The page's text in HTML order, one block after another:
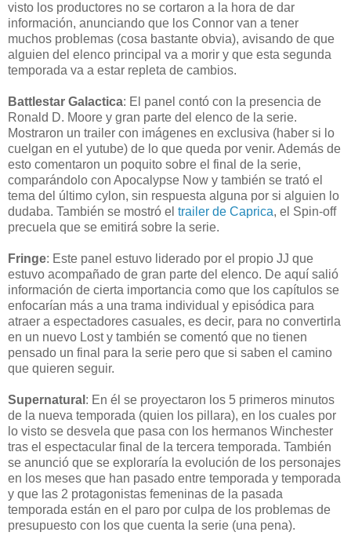
visto los productores no se cortaron a la hora de dar
información, anunciando que los Connor van a tener
muchos problemas (cosa bastante obvia), avisando de que
alguien del elenco principal va a morir y que esta segunda
temporada va a estar repleta de cambios.
Battlestar Galactica: El panel contó con la presencia de
Ronald D. Moore y gran parte del elenco de la serie.
Mostraron un trailer con imágenes en exclusiva (haber si lo
cuelgan en el yutube) de lo que queda por venir. Además de
esto comentaron un poquito sobre el final de la serie,
comparándolo con Apocalypse Now y también se trató el
tema del último cylon, sin respuesta alguna por si alguien lo
dudaba. También se mostró el trailer de Caprica, el Spin-off
precuela que se emitirá sobre la serie.
Fringe: Este panel estuvo liderado por el propio JJ que
estuvo acompañado de gran parte del elenco. De aquí salió
información de cierta importancia como que los capítulos se
enfocarían más a una trama individual y episódica para
atraer a espectadores casuales, es decir, para no convertirla
en un nuevo Lost y también se comentó que no tienen
pensado un final para la serie pero que si saben el camino
que quieren seguir.
Supernatural : En él se proyectaron los 5 primeros minutos
de la nueva temporada (quien los pillara), en los cuales por
lo visto se desvela que pasa con los hermanos Winchester
tras el espectacular final de la tercera temporada. También
se anunció que se exploraría la evolución de los personajes
en los meses que han pasado entre temporada y temporada
y que las 2 protagonistas femeninas de la pasada
temporada están en el paro por culpa de los problemas de
presupuesto con los que cuenta la serie (una pena).